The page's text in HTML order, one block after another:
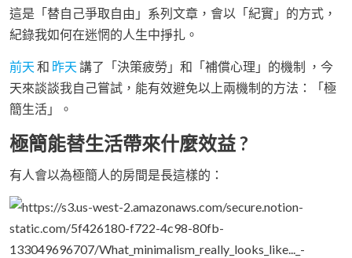
這是「替自己爭取自由」系列文章，會以「紀實」的方式，
紀錄我如何在迷惘的人生中掙扎。
前天 和 昨天 講了「決策疲勞」和「補償心理」的機制 ，今
天來談談我自己嘗試，能有效避免以上兩機制的方法：「極
簡生活」。
極簡能替生活帶來什麼效益 ?
有人會以為極簡人的房間是長這樣的：